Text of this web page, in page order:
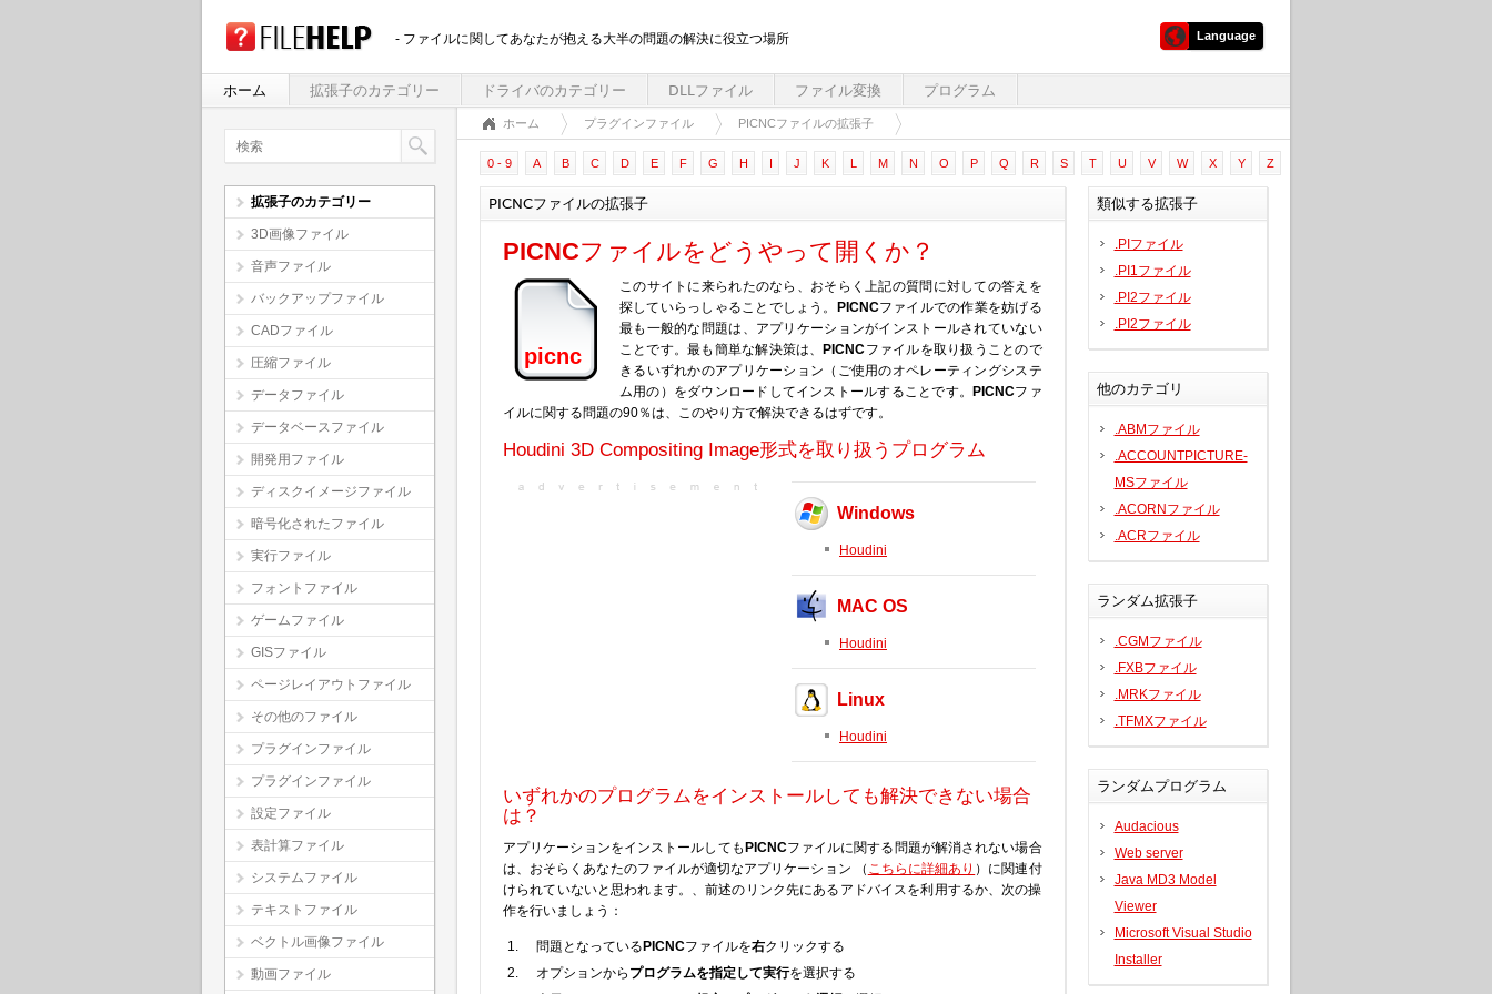
- ファイルに関してあなたが抱える大半の問題の解決に役立つ場所 Language
ホーム 拡張子のカテゴリー ドライバのカテゴリー DLLファイル ファイル変換 プログラム
拡張子のカテゴリー
3D画像ファイル
音声ファイル
バックアップファイル
CADファイル
圧縮ファイル
データファイル
データベースファイル
開発用ファイル
ディスクイメージファイル
暗号化されたファイル
実行ファイル
フォントファイル
ゲームファイル
GISファイル
ページレイアウトファイル
その他のファイル
プラグインファイル
プラグインファイル
設定ファイル
表計算ファイル
システムファイル
テキストファイル
ベクトル画像ファイル
動画ファイル
ホーム プラグインファイル PICNCファイルの拡張子
0 - 9 A B C D E F G H I J K L M N O P Q R S T U V W X Y Z
PICNCファイルの拡張子
PICNCファイルをどうやって開くか？
picnc
このサイトに来られたのなら、おそらく上記の質問に対しての答えを
探していらっしゃることでしょう。
PICNCファイルでの作業を妨げる
最も一般的な問題は、アプリケーションがインストールされていない
ことです。最も簡単な解決策は、
PICNCファイルを取り扱うことので
きるいずれかのアプリケーション（ご使用のオペレーティングシステ
ム用の）をダウンロードしてインストールすることです。
PICNCファ
イルに関する問題の90％は、このやり方で解決できるはずです。
Houdini 3D Compositing Image形式を取り扱うプログラム
Windows
Houdini
MAC OS
Houdini
Linux
Houdini
いずれかのプログラムをインストールしても解決できない場合
は？
アプリケーションをインストールしても PICNCファイルに関する問題が解消されない場合
は、おそらくあなたのファイルが適切なアプリケーション （ こちらに詳細あり ）に関連付
けられていないと思われます。、前述のリンク先にあるアドバイスを利用するか、次の操
作を行いましょう：
問題となっている PICNCファイルを右クリックする
オプションから プログラムを指定して実行を選択する
類似する拡張子
.PIファイル
.PI1ファイル
.PI2ファイル
.PI2ファイル
他のカテゴリ
.ABMファイル
.ACCOUNTPICTURE-
MSファイル
.ACORNファイル
.ACRファイル
ランダム拡張子
.CGMファイル
.FXBファイル
.MRKファイル
.TFMXファイル
ランダムプログラム
Audacious
Web server
Java MD3 Model
Viewer
Microsoft Visual Studio
Installer